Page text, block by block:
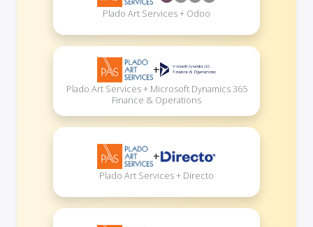
Plado Art Services + Odoo
+
Plado Art Services + Microsoft Dynamics 365
Finance & Operations
+
Plado Art Services + Directo